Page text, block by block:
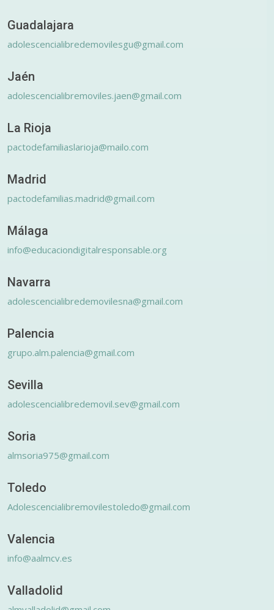
Guadalajara
adolescencialibredemovilesgu@gmail.com
Jaén
adolescencialibremoviles.jaen@gmail.com
La Rioja
pactodefamiliaslarioja@mailo.com
Madrid
pactodefamilias.madrid@gmail.com
Málaga
info@educaciondigitalresponsable.org
Navarra
adolescencialibredemovilesna@gmail.com
Palencia
grupo.alm.palencia@gmail.com
Sevilla
adolescencialibredemovil.sev@gmail.com
Soria
almsoria975@gmail.com
Toledo
Adolescencialibremovilestoledo@gmail.com
Valencia
info@aalmcv.es
Valladolid